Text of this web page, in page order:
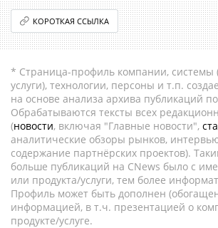
КОРОТКАЯ ССЫЛКА
* Страница-профиль компании, системы
услуги), технологии, персоны и т.п.
на основе анализа архива публикаций
Обрабатываются тексты всех
(новости, включая "Главные новости",
аналитические обзоры рынков,
содержание партнёрских проектов).
больше публикаций на CNews было с
или продукта/услуги, тем более
Профиль может быть дополнен
информацией, в т.ч. презентацией о
продукте/услуге.